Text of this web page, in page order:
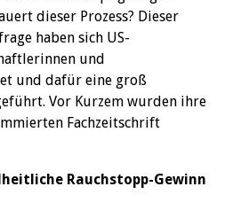
dieser Prozess? Dieser
haben sich US-
und
und dafür eine groß
Vor Kurzem wurden ihre
Fachzeitschrift
Rauchstopp-Gewinn